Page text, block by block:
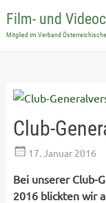
Film- und
Mitglied im Verband
Club-
17. Januar 2016
Bei unserer Club-
2016 blickten wir